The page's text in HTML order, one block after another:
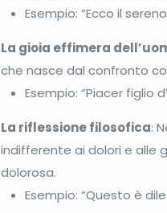
Esempio: “Ecco il
La gioia effimera
che nasce dal confronto
Esempio: “Piacer figlio
La riflessione filosofica:
indifferente ai dolori e alle
dolorosa.
Esempio: “Questo è